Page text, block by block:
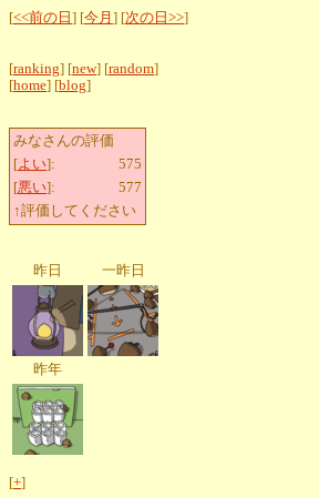
[<<前の日 ] [今月 ] [次の日>>]
[ranking] [new] [random]
[home] [blog]
みなさんの評価
[よい]:
575
[悪い]:
577
↑評価してください
昨日 一昨日
昨年
[+]